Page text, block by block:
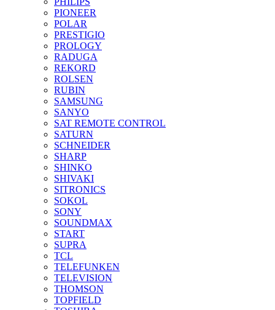
PIONEER
POLAR
PRESTIGIO
PROLOGY
RADUGA
REKORD
ROLSEN
RUBIN
SAMSUNG
SANYO
SAT REMOTE CONTROL
SATURN
SCHNEIDER
SHARP
SHINKO
SHIVAKI
SITRONICS
SOKOL
SONY
SOUNDMAX
START
SUPRA
TCL
TELEFUNKEN
TELEVISION
THOMSON
TOPFIELD